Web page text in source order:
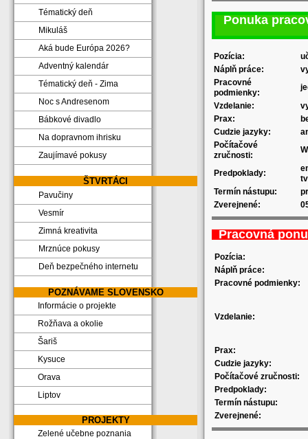
Tématický deň
Mikuláš
Aká bude Európa 2026?
Adventný kalendár
Tématický deň - Zima
Noc s Andresenom
Bábkové divadlo
Na dopravnom ihrisku
Zaujímavé pokusy
ŠTVRTÁCI
Pavučiny
Vesmír
Zimná kreativita
Mrznúce pokusy
Deň bezpečného internetu
POZNÁVAME SLOVENSKO
Informácie o projekte
Rožňava a okolie
Šariš
Kysuce
Orava
Liptov
PROJEKTY
Zelené učebne poznania
Ponuka
Pozícia:
Náplň práce:
Pracovné
podmienky:
Vzdelanie:
Prax:
Cudzie jazyky:
Počítačové
zručnosti:
Predpoklady:
Termín nástupu:
Zverejnené:
Pracovná
Pozícia:
Náplň práce:
Pracovné podmienky:
Vzdelanie:
Prax:
Cudzie jazyky:
Počítačové zručnosti:
Predpoklady:
Termín nástupu:
Zverejnené: